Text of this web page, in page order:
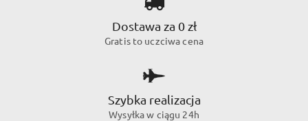
Dostawa za 0 zł
Gratis to uczciwa cena
Szybka realizacja
Wysyłka w ciągu 24h